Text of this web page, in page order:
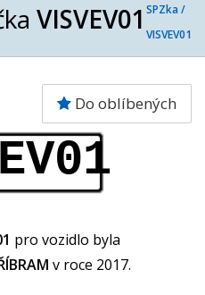
VISVEV01 SPZka /
VISVEV01
Do oblíbených
pro vozidlo byla
v roce 2017.